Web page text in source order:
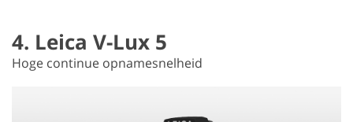
4. Leica V-Lux 5
Hoge continue opnamesnelheid